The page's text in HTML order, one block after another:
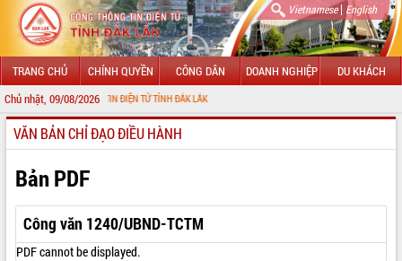
Vietnamese| English
TRANG CHỦ CHÍNH QUYỀN CÔNG DÂN DOANH NGHIỆP DU KHÁCH
Chủ nhật, 09/08/2026
THÔNG TIN ĐIỆN TỬ TỈNH ĐẮK LẮK
GIỚI THIỆU
LÃNH ĐẠO UBND TỈNH
TIN TỨC SỰ KIỆN
SỞ, BAN, NGÀNH
VĂN BẢN CHỈ ĐẠO ĐIỀU HÀNH
Bản PDF
Công văn 1240/UBND-TCTM
PDF cannot be displayed.